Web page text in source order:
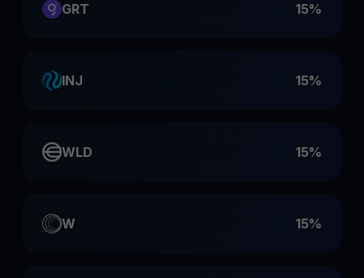
GRT 15%
INJ 15%
WLD 15%
W 15%